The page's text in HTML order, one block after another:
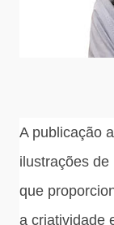
A publicação
ilustrações de
que
a criatividade